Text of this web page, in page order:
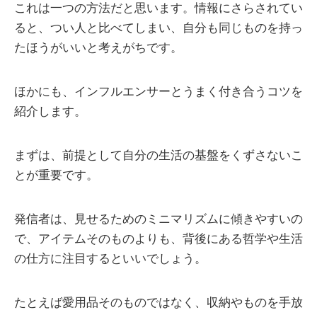
これは一つの方法だと思います。情報にさらされてい
ると、つい人と比べてしまい、自分も同じものを持っ
たほうがいいと考えがちです。
ほかにも、インフルエンサーとうまく付き合うコツを
紹介します。
まずは、前提として自分の生活の基盤をくずさないこ
とが重要です。
発信者は、見せるためのミニマリズムに傾きやすいの
で、アイテムそのものよりも、背後にある哲学や生活
の仕方に注目するといいでしょう。
たとえば愛用品そのものではなく、収納やものを手放